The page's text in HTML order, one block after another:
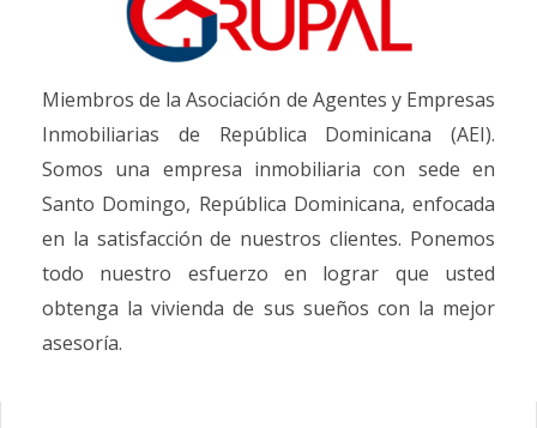
Miembros de la Asociación de Agentes y Empresas
Inmobiliarias de República Dominicana (AEI).
Somos una empresa inmobiliaria con sede en
Santo Domingo, República Dominicana, enfocada
en la satisfacción de nuestros clientes. Ponemos
todo nuestro esfuerzo en lograr que usted
obtenga la vivienda de sus sueños con la mejor
asesoría.